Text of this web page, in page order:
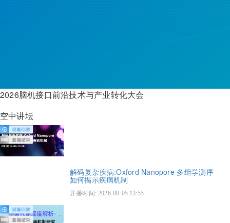
2026脑机接口前沿技术与产业转化大会
空中讲坛
解码复杂疾病:Oxford Nanopore 多组学测序
如何揭示疾病机制
开播时间: 2026-08-05 13:55